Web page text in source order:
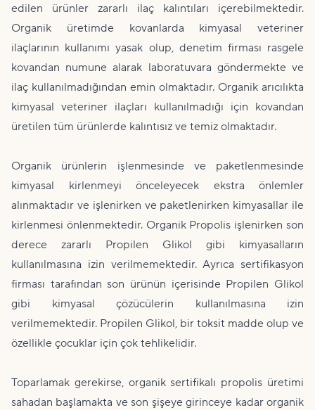
edilen ürünler zararlı ilaç kalıntıları içerebilmektedir.
Organik üretimde kovanlarda kimyasal veteriner
ilaçlarının kullanımı yasak olup, denetim firması rasgele
kovandan numune alarak laboratuvara göndermekte ve
ilaç kullanılmadığından emin olmaktadır. Organik arıcılıkta
kimyasal veteriner ilaçları kullanılmadığı için kovandan
üretilen tüm ürünlerde kalıntısız ve temiz olmaktadır.
Organik ürünlerin işlenmesinde ve paketlenmesinde
kimyasal kirlenmeyi önceleyecek ekstra önlemler
alınmaktadır ve işlenirken ve paketlenirken kimyasallar ile
kirlenmesi önlenmektedir. Organik Propolis işlenirken son
derece zararlı Propilen Glikol gibi kimyasalların
kullanılmasına izin verilmemektedir. Ayrıca sertifikasyon
firması tarafından son ürünün içerisinde Propilen Glikol
gibi kimyasal çözücülerin kullanılmasına izin
verilmemektedir. Propilen Glikol, bir toksit madde olup ve
özellikle çocuklar için çok tehlikelidir.
Toparlamak gerekirse, organik sertifikalı propolis üretimi
sahadan başlamakta ve son şişeye girinceye kadar organik